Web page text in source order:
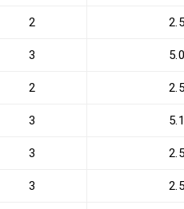
2
3
2
3
3
3